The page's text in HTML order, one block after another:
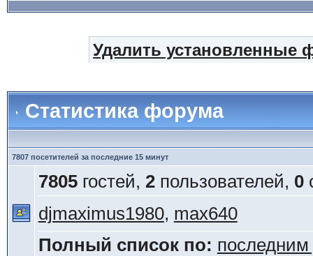
Удалить установленные
Статистика форума
7807 посетителей за последние 15 минут
7805гостей, 2пользователей, 0
djmaximus1980, max640
Полный список по: